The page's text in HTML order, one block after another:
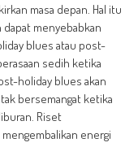
masa depan. Hal itu
dapat menyebabkan
blues atau post-
sedih ketika
holiday blues akan
bersemangat ketika
Riset
energi